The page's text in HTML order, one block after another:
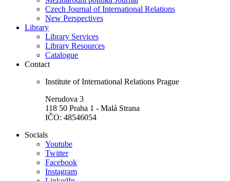
Czech Journal of International Relations
New Perspectives
Library
Library Services
Library Resources
Catalogue
Contact
Institute of International Relations Prague
Nerudova 3
118 50 Praha 1 - Malá Strana
IČO: 48546054
Socials
Youtube
Twitter
Facebook
Instagram